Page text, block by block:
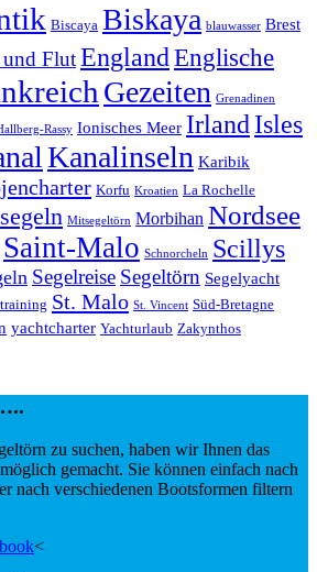
Biscaya Biskaya blauwasser Brest
und FlutEnglandEnglische
Gezeiten Grenadinen
Rassy Ionisches Meer IrlandIsles
Kanalinseln Karibik
Korfu Kroatien La Rochelle
Mitsegeltörn Morbihan Nordsee
Saint-Malo Schnorcheln Scillys
Segelreise Segeltörn Segelyacht
St. Malo St. Vincent Süd-Bretagne
yachtcharter Yachturlaub Zakynthos
zu suchen, haben wir Ihnen das
gemacht. Sie können einfach nach
nach verschiedenen Bootsformen filtern
<